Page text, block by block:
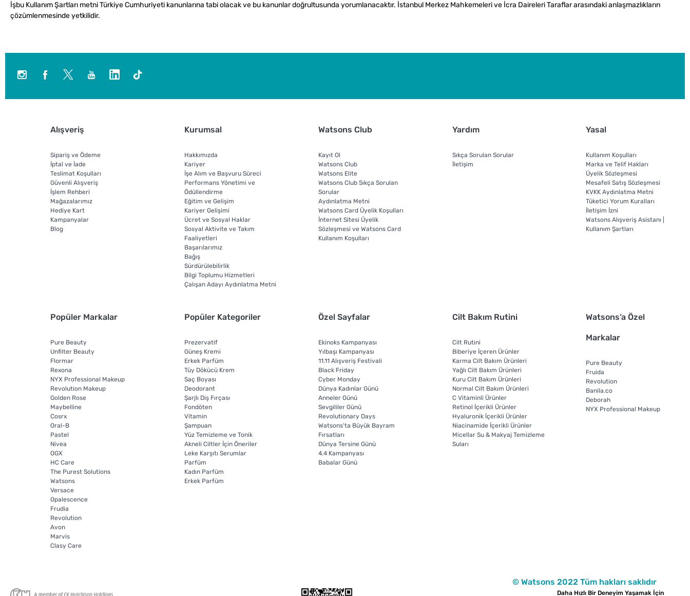
İşbu Kullanım Şartları metni Türkiye Cumhuriyeti kanunlarına tabi olacak ve bu kanunlar doğrultusunda yorumlanacaktır. İstanbul Merkez Mahkemeleri ve İcra Daireleri Taraflar arasındaki anlaşmazlıkların
çözümlenmesinde yetkilidir.
Alışveriş
Sipariş ve Ödeme
İptal ve İade
Teslimat Koşulları
Güvenli Alışveriş
İşlem Rehberi
Mağazalarımız
Hediye Kart
Kampanyalar
Blog
Kurumsal
Hakkımızda
Kariyer
İşe Alım ve Başvuru Süreci
Performans Yönetimi ve
Ödüllendirme
Eğitim ve Gelişim
Kariyer Gelişimi
Ücret ve Sosyal Haklar
Sosyal Aktivite ve Takım
Faaliyetleri
Başarılarımız
Bağış
Sürdürülebilirlik
Bilgi Toplumu Hizmetleri
Çalışan Adayı Aydınlatma Metni
Watsons Club
Kayıt Ol
Watsons Club
Watsons Elite
Watsons Club Sıkça Sorulan
Sorular
Aydınlatma Metni
Watsons Card Üyelik Koşulları
İnternet Sitesi Üyelik
Sözleşmesi ve Watsons Card
Kullanım Koşulları
Yardım
Sıkça Sorulan Sorular
İletişim
Yasal
Kullanım Koşulları
Marka ve Telif Hakları
Üyelik Sözleşmesi
Mesafeli Satış Sözleşmesi
KVKK Aydınlatma Metni
Tüketici Yorum Kuralları
İletişim İzni
Watsons Alışveriş Asistanı |
Kullanım Şartları
Popüler Markalar
Pure Beauty
Unfilter Beauty
Flormar
Rexona
NYX Professional Makeup
Revolution Makeup
Golden Rose
Maybelline
Cosrx
Oral-B
Pastel
Nivea
OGX
HC Care
The Purest Solutions
Watsons
Versace
Opalescence
Frudia
Revolution
Avon
Marvis
Clasy Care
Popüler Kategoriler
Prezervatif
Güneş Kremi
Erkek Parfüm
Tüy Dökücü Krem
Saç Boyası
Deodorant
Şarjlı Diş Fırçası
Fondöten
Vitamin
Şampuan
Yüz Temizleme ve Tonik
Akneli Ciltler İçin Öneriler
Leke Karşıtı Serumlar
Parfüm
Kadın Parfüm
Erkek Parfüm
Özel Sayfalar
Ekinoks Kampanyası
Yılbaşı Kampanyası
11.11 Alışveriş Festivali
Black Friday
Cyber Monday
Dünya Kadınlar Günü
Anneler Günü
Sevgililer Günü
Revolutionary Days
Watsons'ta Büyük Bayram
Fırsatları
Dünya Tersine Günü
4.4 Kampanyası
Babalar Günü
Cilt Bakım Rutini
Cilt Rutini
Biberiye İçeren Ürünler
Karma Cilt Bakım Ürünleri
Yağlı Cilt Bakım Ürünleri
Kuru Cilt Bakım Ürünleri
Normal Cilt Bakım Ürünleri
C Vitaminli Ürünler
Retinol İçerikli Ürünler
Hyaluronik İçerikli Ürünler
Niacinamide İçerikli Ürünler
Micellar Su & Makyaj Temizleme
Suları
Watsons’a Özel
Markalar
Pure Beauty
Fruida
Revolution
Banila.co
Deborah
NYX Professional Makeup
© Watsons 2022 Tüm hakları saklıdır
Daha Hızlı Bir Deneyim Yaşamak İçin